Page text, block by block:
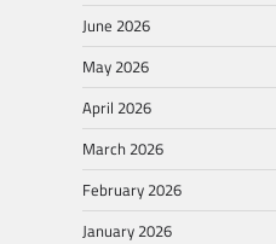
June 2026
May 2026
April 2026
March 2026
February 2026
January 2026